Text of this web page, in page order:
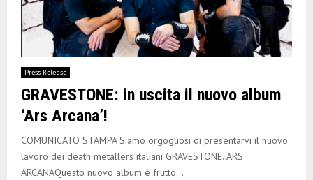
Press Release
GRAVESTONE: in uscita il nuovo album
‘Ars Arcana’!
COMUNICATO STAMPA Siamo orgogliosi di presentarvi il nuovo
lavoro dei death metallers italiani GRAVESTONE. ARS
ARCANAQuesto nuovo album è frutto...